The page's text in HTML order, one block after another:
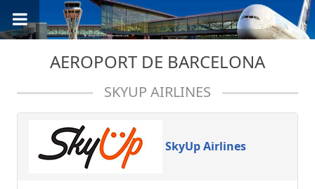
AEROPORT DE BARCELONA
SKYUP AIRLINES
SkyUp Airlines